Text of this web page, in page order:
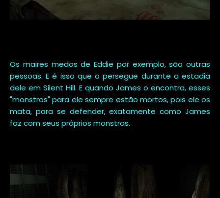
Os maires medos de Eddie por exemplo, são outras
pessoas. E é isso que o persegue durante a estadia
dele em Silent Hill. E quando James o encontra, esses
"monstros" para ele sempre estão mortos, pois ele os
mata, para se defender, exatamente como James
faz com seus próprios monstros.